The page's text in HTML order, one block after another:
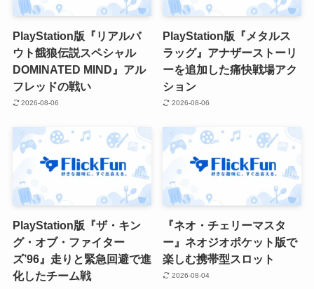
PlayStation版『リアルバ
ウト餓狼伝説スペシャル
DOMINATED MIND』アル
フレッドの戦い
2026-08-06
PlayStation版『メタルス
ラッグ』アナザーストーリ
ーを追加した痛快戦場アク
ション
2026-08-06
PlayStation版『ザ・キン
グ・オブ・ファイター
ズ’96』走りと緊急回避で進
化したチーム戦
『ネオ・チェリーマスタ
ー』ネオジオポケット版で
楽しむ携帯型スロット
2026-08-04